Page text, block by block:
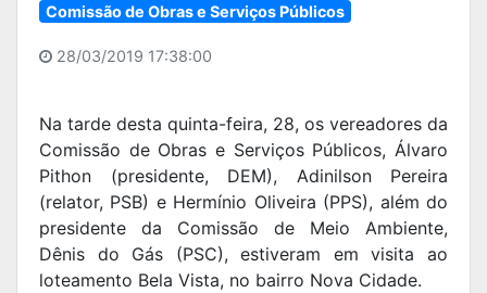
Comissão de Obras e Serviços Públicos
28/03/2019 17:38:00
Na tarde desta quinta-feira, 28, os vereadores da
Comissão de Obras e Serviços Públicos, Álvaro
Pithon (presidente, DEM), Adinilson Pereira
(relator, PSB) e Hermínio Oliveira (PPS), além do
presidente da Comissão de Meio Ambiente,
Dênis do Gás (PSC), estiveram em visita ao
loteamento Bela Vista, no bairro Nova Cidade.